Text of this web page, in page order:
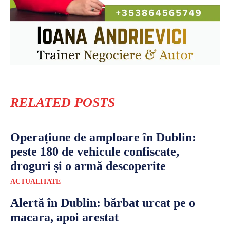
RELATED POSTS
Operațiune de amploare în Dublin:
peste 180 de vehicule confiscate,
droguri și o armă descoperite
ACTUALITATE
Alertă în Dublin: bărbat urcat pe o
macara, apoi arestat